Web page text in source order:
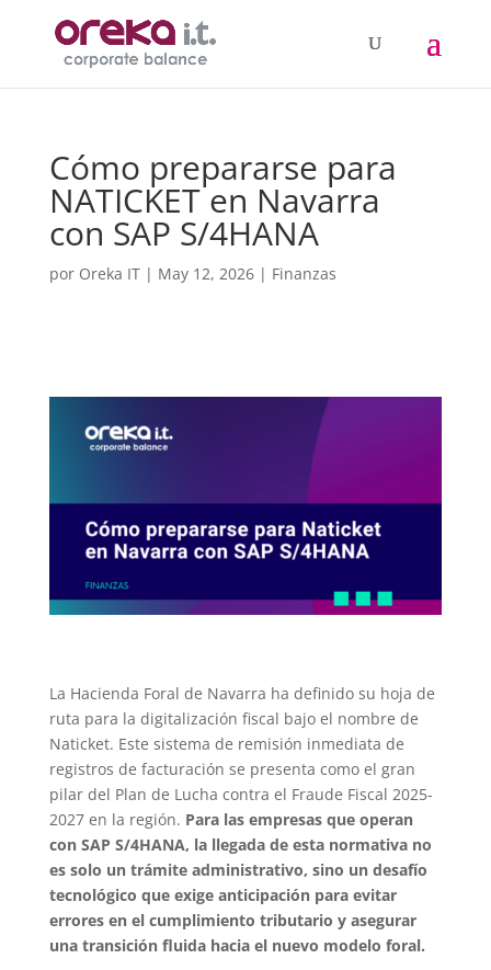
Cómo prepararse para
NATICKET en Navarra
con SAP S/4HANA
por Oreka IT| May 12, 2026| Finanzas
La Hacienda Foral de Navarra ha definido su hoja de
ruta para la digitalización fiscal bajo el nombre de
Naticket. Este sistema de remisión inmediata de
registros de facturación se presenta como el gran
pilar del Plan de Lucha contra el Fraude Fiscal 2025-
2027 en la región. Para las empresas que operan
con SAP S/4HANA, la llegada de esta normativa no
es solo un trámite administrativo, sino un desafío
tecnológico que exige anticipación para evitar
errores en el cumplimiento tributario y asegurar
una transición fluida hacia el nuevo modelo foral.